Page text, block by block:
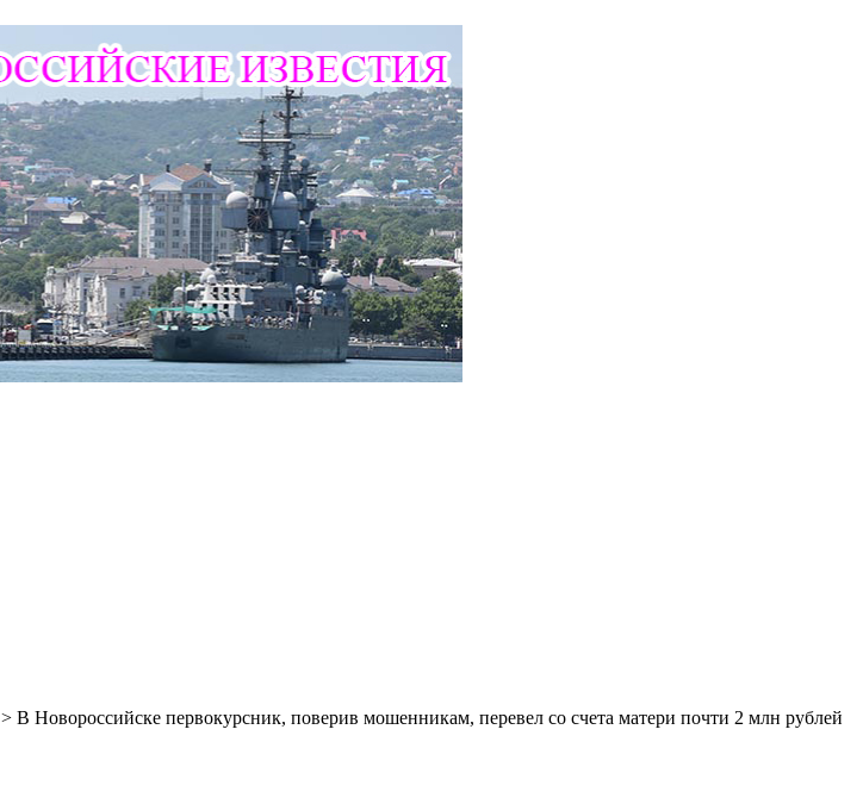
> В Новороссийске первокурсник, поверив мошенникам, перевел со счета матери почти 2 млн рублей